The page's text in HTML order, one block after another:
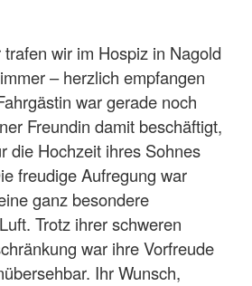
wir im Hospiz in Nagold
– herzlich empfangen
war gerade noch
Freundin damit beschäftigt,
die Hochzeit ihres Sohnes
freudige Aufregung war
ganz besondere
Trotz ihrer schweren
war ihre Vorfreude
Ihr Wunsch,